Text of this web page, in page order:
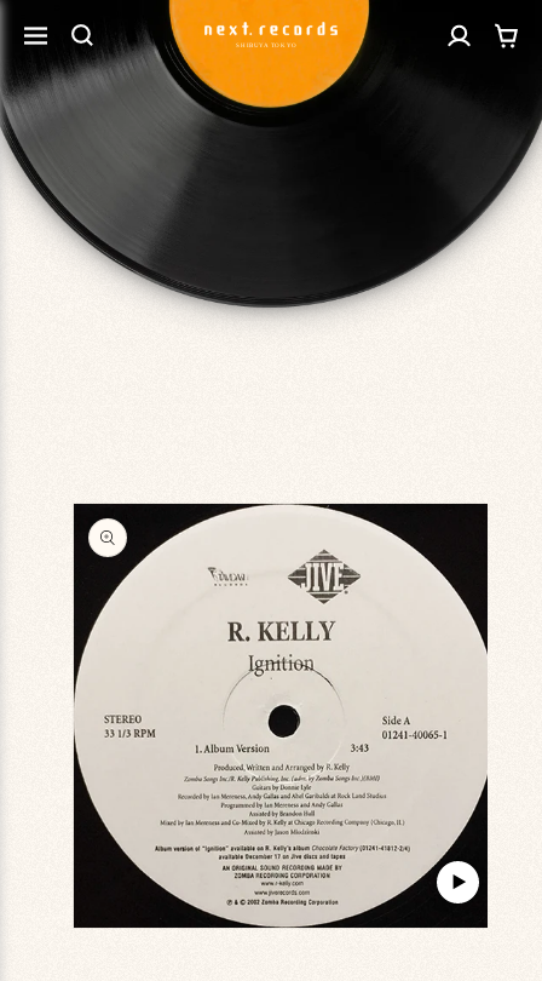
ンツに
進む
グ
イ
ー
商品情
報にス
キップ
▶︎